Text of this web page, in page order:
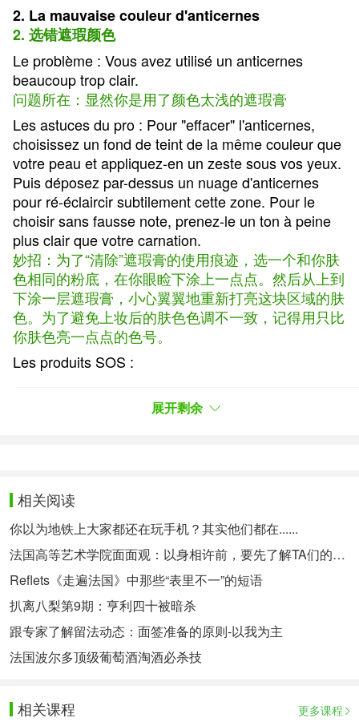
2. La mauvaise couleur d'anticernes
2. 选错遮瑕颜色
Le problème : Vous avez utilisé un anticernes
beaucoup trop clair.
问题所在：显然你是用了颜色太浅的遮瑕膏
Les astuces du pro : Pour "effacer" l'anticernes,
choisissez un fond de teint de la même couleur que
votre peau et appliquez-en un zeste sous vos yeux.
Puis déposez par-dessus un nuage d'anticernes
pour ré-éclaircir subtilement cette zone. Pour le
choisir sans fausse note, prenez-le un ton à peine
plus clair que votre carnation.
妙招：为了“清除”遮瑕膏的使用痕迹，选一个和你肤
色相同的粉底，在你眼睑下涂上一点点。然后从上到
下涂一层遮瑕膏，小心翼翼地重新打亮这块区域的肤
色。为了避免上妆后的肤色色调不一致，记得用只比
你肤色亮一点点的色号。
Les produits SOS :
Faced, 26 € (6 teintes)
救星化妆品：
1.自然光彩遮瑕，天生丽质Born This Way，Too
Faced，26欧（6色）
2. 持久粉底液，长夜All Nighter，Urban Decay彩
妆，36,95 欧（24色）
3. Un gros flush de blush
3. 腮红涂得太多了
Le problème : Vous avez trop forcé sur le blush et
展开剩余
相关阅读
你以为地铁上大家都还在玩手机？其实他们都在......
法国高等艺术学院面面观：以身相许前，要先了解TA们的身世背景
Reflets《走遍法国》中那些“表里不一”的短语
扒离八梨第9期：亨利四十被暗杀
跟专家了解留法动态：面签准备的原则-以我为主
法国波尔多顶级葡萄酒淘酒必杀技
相关课程 更多课程